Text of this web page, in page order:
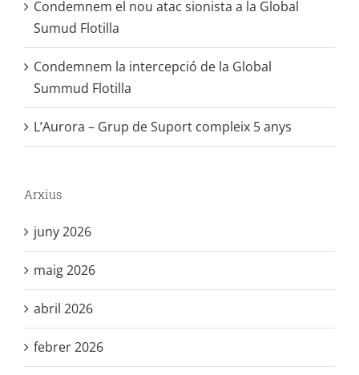
Condemnem el nou atac sionista a la Global
Sumud Flotilla
Condemnem la intercepció de la Global
Summud Flotilla
L’Aurora – Grup de Suport compleix 5 anys
Arxius
juny 2026
maig 2026
abril 2026
febrer 2026